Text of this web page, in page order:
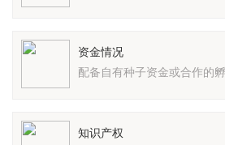
资金情况
配备自有种子资金或合作的
知识产权